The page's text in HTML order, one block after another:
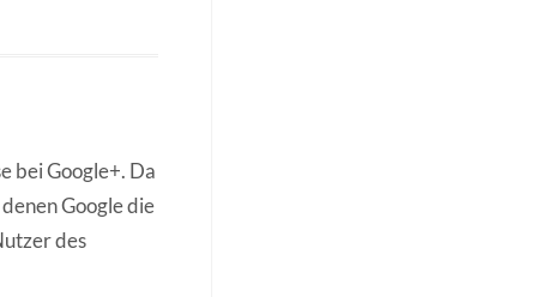
bei Google+. Da
Google die
des